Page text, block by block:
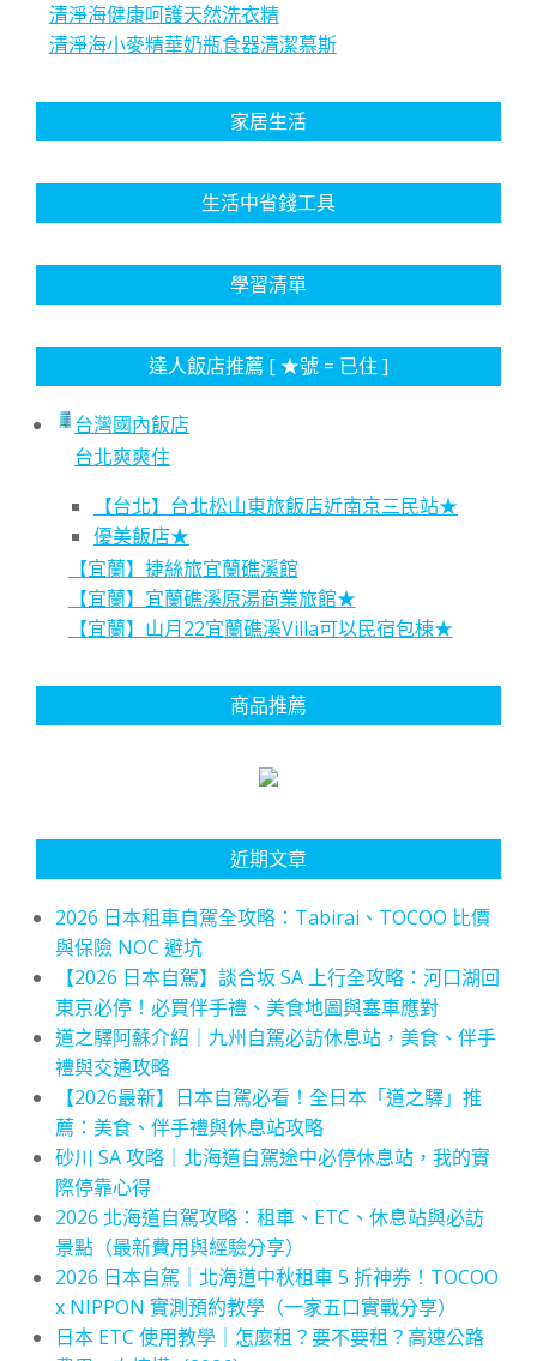
清淨海健康呵護天然洗衣精
清淨海小麥精華奶瓶食器清潔慕斯
家居生活
生活中省錢工具
學習清單
達人飯店推薦 [ ★號 = 已住 ]
台灣國內飯店
台北爽爽住
【台北】台北松山東旅飯店近南京三民站★
優美飯店★
【宜蘭】捷絲旅宜蘭礁溪館
【宜蘭】宜蘭礁溪原湯商業旅館★
【宜蘭】山月22宜蘭礁溪Villa可以民宿包棟★
商品推薦
近期文章
2026 日本租車自駕全攻略：Tabirai、TOCOO 比價
與保險 NOC 避坑
【2026 日本自駕】談合坂 SA 上行全攻略：河口湖回
東京必停！必買伴手禮、美食地圖與塞車應對
道之驛阿蘇介紹｜九州自駕必訪休息站，美食、伴手
禮與交通攻略
【2026最新】日本自駕必看！全日本「道之驛」推
薦：美食、伴手禮與休息站攻略
砂川 SA 攻略｜北海道自駕途中必停休息站，我的實
際停靠心得
2026 北海道自駕攻略：租車、ETC、休息站與必訪
景點（最新費用與經驗分享）
2026 日本自駕｜北海道中秋租車 5 折神券！TOCOO
x NIPPON 實測預約教學（一家五口實戰分享）
日本 ETC 使用教學｜怎麼租？要不要租？高速公路